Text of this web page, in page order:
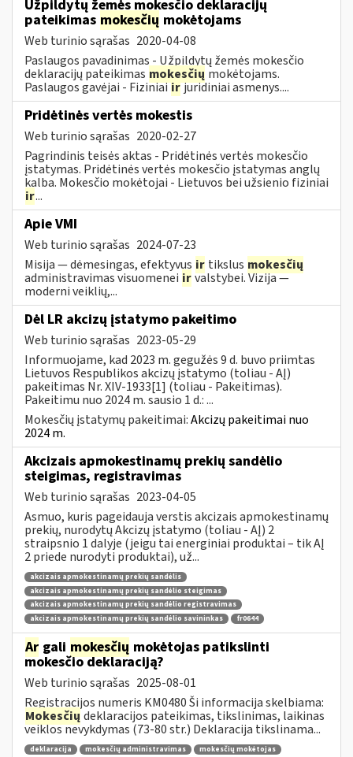
Užpildytų žemės mokesčio deklaracijų
pateikimas mokesčių mokėtojams
Web turinio sąrašas 2020-04-08
Paslaugos pavadinimas - Užpildytų žemės mokesčio
deklaracijų pateikimas mokesčių mokėtojams.
Paslaugos gavėjai - Fiziniaiirjuridiniai asmenys....
Pridėtinės vertės mokestis
Web turinio sąrašas 2020-02-27
Pagrindinis teisės aktas - Pridėtinės vertės mokesčio
įstatymas. Pridėtinės vertės mokesčio įstatymas anglų
kalba. Mokesčio mokėtojai - Lietuvos bei užsienio fiziniai
ir...
Apie VMI
Web turinio sąrašas 2024-07-23
Misija — dėmesingas, efektyvus ir tikslus mokesčių
administravimas visuomenei irvalstybei. Vizija —
moderni veiklių,...
Dėl LR akcizų įstatymo pakeitimo
Web turinio sąrašas 2023-05-29
Informuojame, kad 2023 m. gegužės 9 d. buvo priimtas
Lietuvos Respublikos akcizų įstatymo (toliau - AĮ)
pakeitimas Nr. XIV-1933[1] (toliau - Pakeitimas).
Pakeitimu nuo 2024 m. sausio 1 d.: ...
Mokesčių įstatymų pakeitimai:Akcizų pakeitimai nuo
2024 m.
Akcizais apmokestinamų prekių sandėlio
steigimas, registravimas
Web turinio sąrašas 2023-04-05
Asmuo, kuris pageidauja verstis akcizais apmokestinamų
prekių, nurodytų Akcizų įstatymo (toliau - AĮ) 2
straipsnio 1 dalyje (jeigu tai energiniai produktai – tik AĮ
2 priede nurodyti produktai), už...
akcizais apmokestinamų prekių sandėlis
akcizais apmokestinamų prekių sandėlio steigimas
akcizais apmokestinamų prekių sandėlio registravimas
akcizais apmokestinamų prekių sandėlio savininkas
fr0644
Ar gali mokesčių mokėtojas patikslinti
mokesčio deklaraciją?
Web turinio sąrašas 2025-08-01
Registracijos numeris KM0480 Ši informacija skelbiama:
Mokesčių deklaracijos pateikimas, tikslinimas, laikinas
veiklos nevykdymas (73-80 str.) Deklaracija tikslinama...
deklaracija mokesčių administravimas
mokesčių mokėtojas